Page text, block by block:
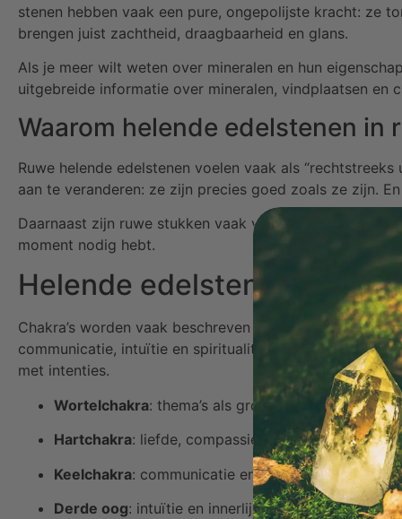
stenen hebben vaak een pure, ongepolijste kracht: ze
brengen juist zachtheid, draagbaarheid en glans.
Als je meer wilt weten over mineralen en hun
uitgebreide informatie over mineralen, vindplaatsen en
Waarom helende edelstenen in
Ruwe helende edelstenen voelen vaak als
aan te veranderen: ze zijn precies goed zoals ze zijn.
Daarnaast zijn ruwe stukken vaak visueel uniek.
moment nodig hebt.
Helende edelstenen en
Chakra’s worden vaak beschreven als energiecentra
communicatie, intuïtie en spiritualiteit. Helende
met intenties.
Wortelchakra: thema’s als grounding, veiligheid
Hartchakra: liefde, compassie en vergeving.
Keelchakra: communicatie en waarheid. Stenen
Derde oog: intuïtie en innerlijk weten. Helende